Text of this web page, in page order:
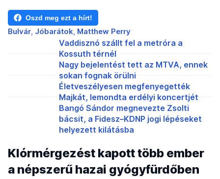
Oszd meg ezt a hírt!
Bulvár Jóbarátok Matthew Perry
Vaddisznó szállt fel a metróra a
Kossuth térnél
Nagy bejelentést tett az MTVA, ennek
sokan fognak örülni
Életveszélyesen megfenyegették
Majkát, lemondta erdélyi koncertjét
Bangó Sándor megnevezte Zsolti
bácsit, a Fidesz–KDNP jogi lépéseket
helyezett kilátásba
Klórmérgezést kapott több ember
a népszerű hazai gyógyfürdőben